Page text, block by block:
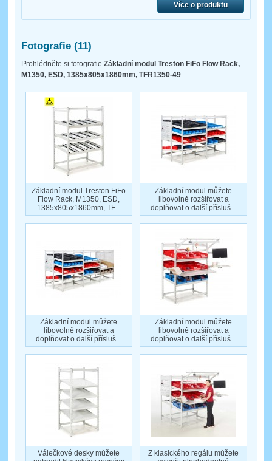
Více o produktu
Fotografie (11)
Prohlédněte si fotografie Základní modul Treston FiFo Flow Rack,
M1350, ESD, 1385x805x1860mm, TFR1350-49
Základní modul Treston FiFo
Flow Rack, M1350, ESD,
1385x805x1860mm, TF...
Základní modul můžete
libovolně rozšiřovat a
doplňovat o další přísluš...
Základní modul můžete
libovolně rozšiřovat a
doplňovat o další přísluš...
Základní modul můžete
libovolně rozšiřovat a
doplňovat o další přísluš...
Válečkové desky můžete
Z klasického regálu můžete